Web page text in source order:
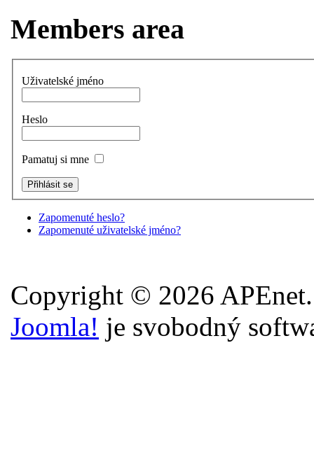
Members area
Uživatelské jméno
Heslo
Pamatuj si mne
Zapomenuté heslo?
Zapomenuté uživatelské jméno?
Copyright © 2026
Joomla! je svobodný